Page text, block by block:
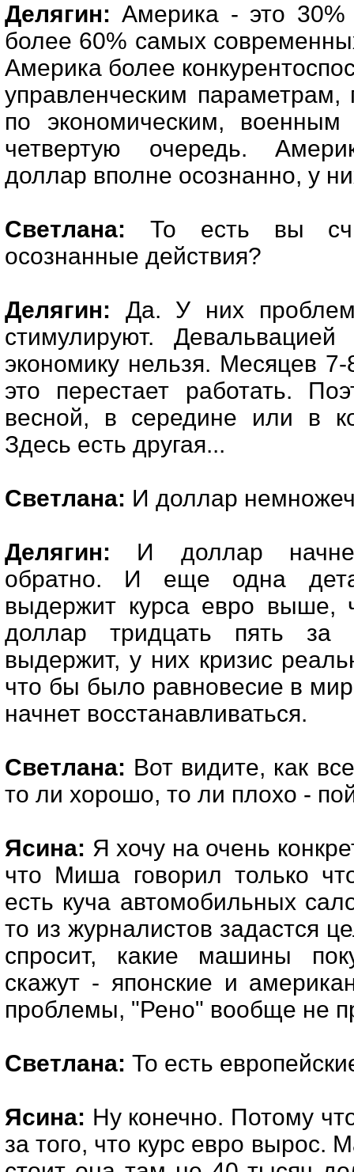
Делягин: Америка - это 30%
более 60% самых
Америка более
управленческим параметрам,
по экономическим,
четвертую очередь.
доллар вполне осознанно, у
Светлана: То есть вы
осознанные действия?
Делягин: Да. У них
стимулируют. Девальвацией
экономику нельзя. Месяцев
это перестает работать.
весной, в середине или в
Здесь есть другая...
Светлана: И доллар
Делягин: И доллар начнет
обратно. И еще одна
выдержит курса евро выше,
доллар тридцать пять за
выдержит, у них кризис
что бы было равновесие в
начнет восстанавливаться.
Светлана: Вот видите, как
то ли хорошо, то ли плохо -
Ясина: Я хочу на очень
что Миша говорил только
есть куча автомобильных
то из журналистов задастся
спросит, какие машины
скажут - японские и
проблемы, "Рено" вообще не
Светлана: То есть
Ясина: Ну конечно. Потому
за того, что курс евро вырос.